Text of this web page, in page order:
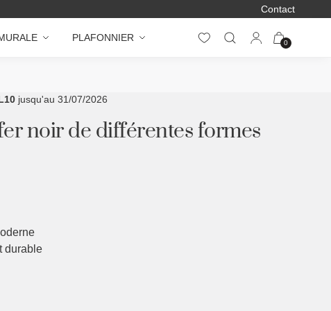
Contact
PLAFONNIER 0
jusqu'au 31/07/2026
noir de différentes formes
durable